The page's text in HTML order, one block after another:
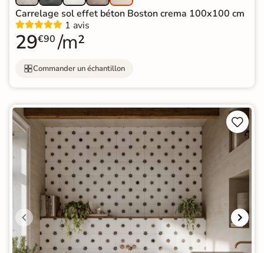
Carrelage sol effet béton Boston crema 100x100 cm
1 avis
29€90 /m²
Commander un échantillon

